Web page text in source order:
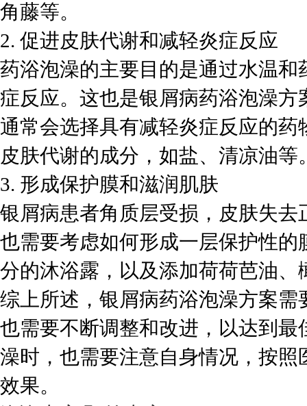
角藤等。
2. 促进皮肤代谢和减轻炎症反应
药浴泡澡的主要目的是通过水温
症反应。这也是银屑病药浴泡澡
通常会选择具有减轻炎症反应的
皮肤代谢的成分，如盐、清凉油等
3. 形成保护膜和滋润肌肤
银屑病患者角质层受损，皮肤失
也需要考虑如何形成一层保护性
分的沐浴露，以及添加荷荷芭油
综上所述，银屑病药浴泡澡方案
也需要不断调整和改进，以达到
澡时，也需要注意自身情况，按
效果。